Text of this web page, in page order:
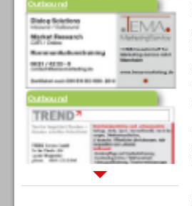
Outbound
Sprachdialogsysteme u. Ki/